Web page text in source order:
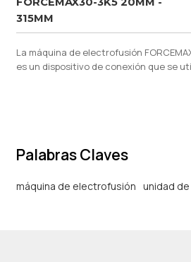
315MM
La máquina de electrofusión
es un dispositivo de conexión que se
Palabras Claves
máquina de electrofusión unidad